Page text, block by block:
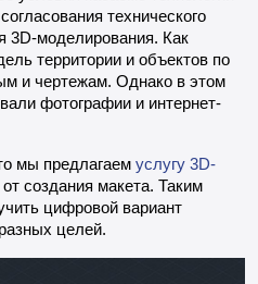
технического
3D-моделирования. Как
территории и объектов по
и чертежам. Однако в этом
фотографии и интернет-
мы предлагаем услугу 3D-
создания макета. Таким
цифровой вариант
целей.